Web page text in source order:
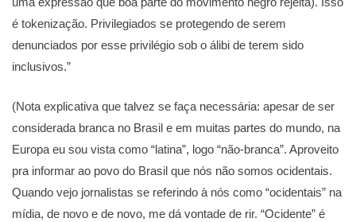
é tokenização. Privilegiados se protegendo de serem
denunciados por esse privilégio sob o álibi de terem sido
inclusivos.”
(Nota explicativa que talvez se faça necessária: apesar de ser
considerada branca no Brasil e em muitas partes do mundo, na
Europa eu sou vista como “latina”, logo “não-branca”. Aproveito
pra informar ao povo do Brasil que nós não somos ocidentais.
Quando vejo jornalistas se referindo à nós como “ocidentais” na
mídia, de novo e de novo, me dá vontade de rir. “Ocidente” é